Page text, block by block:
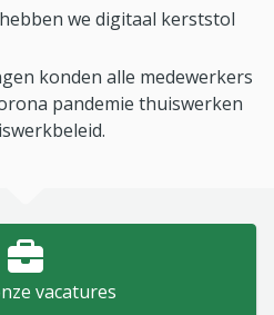
we digitaal kerststol
konden alle medewerkers
pandemie thuiswerken
vacatures